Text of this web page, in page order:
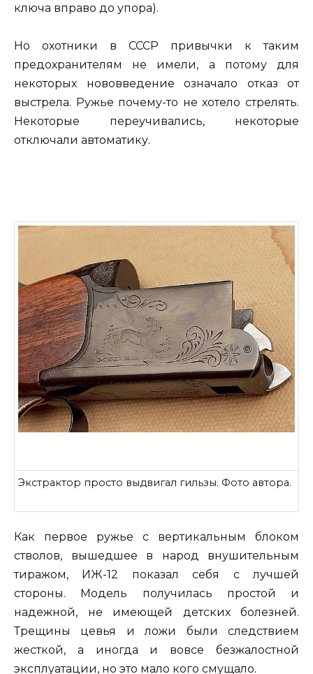
ключа вправо до упора).
Но охотники в СССР привычки к таким
предохранителям не имели, а потому для
некоторых нововведение означало отказ от
выстрела. Ружье почему-то не хотело стрелять.
Некоторые переучивались, некоторые
отключали автоматику.
Экстрактор просто выдвигал гильзы. Фото автора.
Как первое ружье с вертикальным блоком
стволов, вышедшее в народ внушительным
тиражом, ИЖ-12 показал себя с лучшей
стороны. Модель получилась простой и
надежной, не имеющей детских болезней.
Трещины цевья и ложи были следствием
жесткой, а иногда и вовсе безжалостной
эксплуатации, но это мало кого смущало.